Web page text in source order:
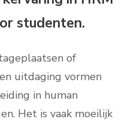
studenten.
of
uitdaging vormen
in human
Het is vaak moeilijk